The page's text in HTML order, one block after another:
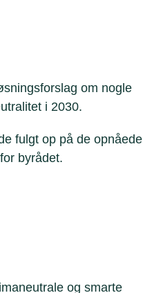
om nogle
i 2030.
fulgt op på de opnåede
byrådet.
og smarte